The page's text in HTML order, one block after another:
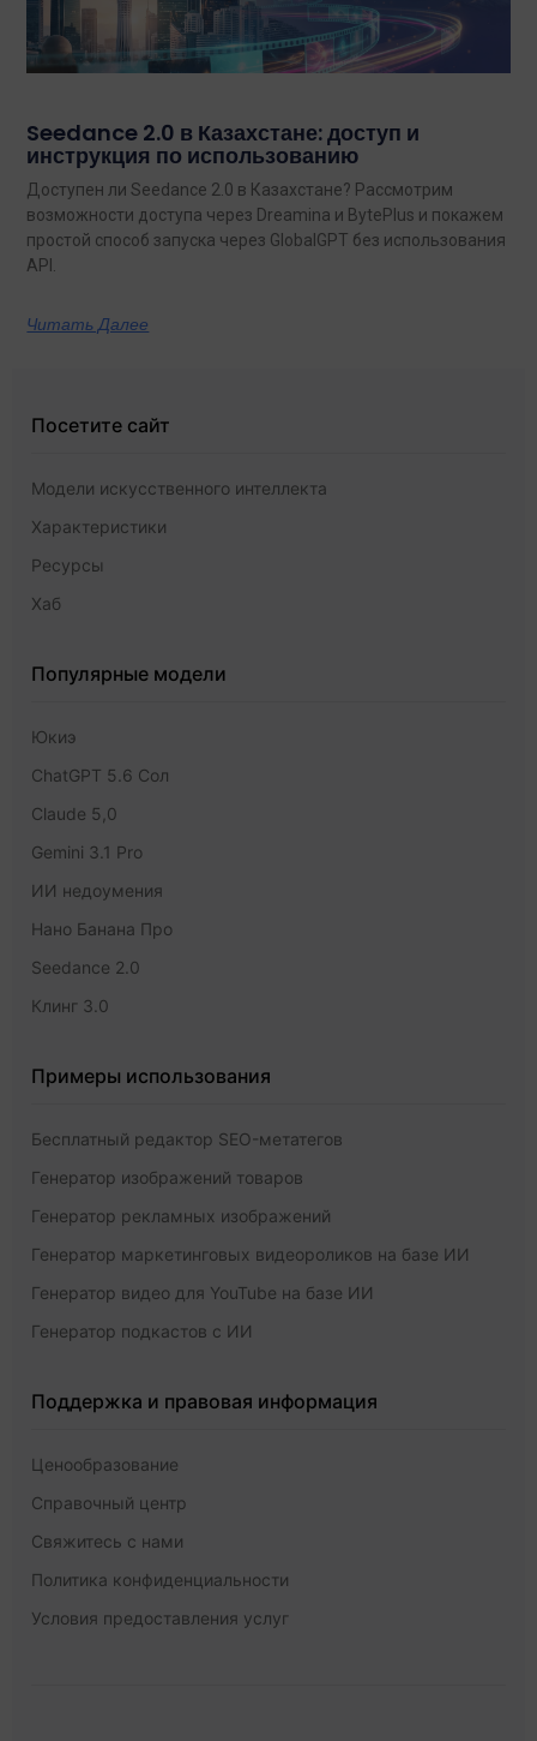
Seedance 2.0 в Казахстане: доступ и
инструкция по использованию
Доступен ли Seedance 2.0 в Казахстане? Рассмотрим
возможности доступа через Dreamina и BytePlus и покажем
простой способ запуска через GlobalGPT без использования
API.
Читать Далее
Посетите сайт
Модели искусственного интеллекта
Характеристики
Ресурсы
Хаб
Популярные модели
Юкиэ
ChatGPT 5.6 Сол
Claude 5,0
Gemini 3.1 Pro
ИИ недоумения
Нано Банана Про
Seedance 2.0
Клинг 3.0
Примеры использования
Бесплатный редактор SEO-метатегов
Генератор изображений товаров
Генератор рекламных изображений
Генератор маркетинговых видеороликов на базе ИИ
Генератор видео для YouTube на базе ИИ
Генератор подкастов с ИИ
Поддержка и правовая информация
Ценообразование
Справочный центр
Свяжитесь с нами
Политика конфиденциальности
Условия предоставления услуг